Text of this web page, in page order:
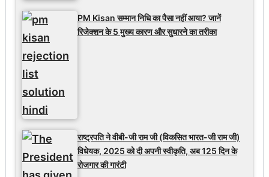
PM Kisan सम्मान निधि का पैसा नहीं आया? जानें
रिजेक्शन के 5 मुख्य कारण और सुधारने का तरीका
राष्ट्रपति ने वीबी-जी राम जी (विकसित भारत-जी राम जी)
विधेयक, 2025 को दी अपनी स्वीकृति, अब 125 दिन के
रोजगार की गारंटी